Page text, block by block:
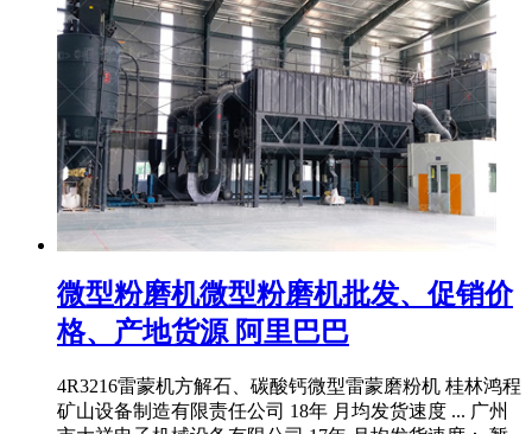
微型粉磨机微型粉磨机批发、促销价
格、产地货源 阿里巴巴
4R3216雷蒙机方解石、碳酸钙微型雷蒙磨粉机 桂林鸿程
矿山设备制造有限责任公司 18年 月均发货速度 ... 广州